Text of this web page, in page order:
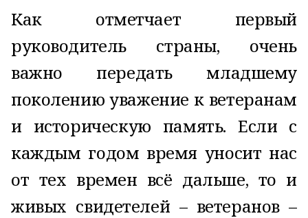
Как отметчает первый
руководитель страны, очень
важно передать младшему
поколению уважение к ветеранам
и историческую память. Если с
каждым годом время уносит нас
от тех времен всё дальше, то и
живых свидетелей – ветеранов –